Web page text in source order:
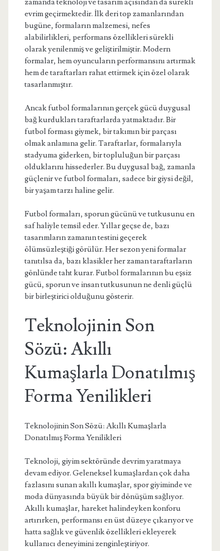
zamanda teknoloji ve tasarım açısından da sürekli
evrim geçirmektedir. İlk deri top zamanlarından
bugüne, formaların malzemesi, nefes
alabilirlikleri, performans özellikleri sürekli
olarak yenilenmiş ve geliştirilmiştir. Modern
formalar, hem oyuncuların performansını artırmak
hem de taraftarları rahat ettirmek için özel olarak
tasarlanmıştır.
Ancak futbol formalarının gerçek gücü duygusal
bağ kurdukları taraftarlarda yatmaktadır. Bir
futbol forması giymek, bir takımın bir parçası
olmak anlamına gelir. Taraftarlar, formalarıyla
stadyuma giderken, bir topluluğun bir parçası
olduklarını hissederler. Bu duygusal bağ, zamanla
güçlenir ve futbol formaları, sadece bir giysi değil,
bir yaşam tarzı haline gelir.
Futbol formaları, sporun gücünü ve tutkusunu en
saf haliyle temsil eder. Yıllar geçse de, bazı
tasarımların zamanın testini geçerek
ölümsüzleştiği görülür. Her sezon yeni formalar
tanıtılsa da, bazı klasikler her zaman taraftarların
gönlünde taht kurar. Futbol formalarının bu eşsiz
gücü, sporun ve insan tutkusunun ne denli güçlü
bir birleştirici olduğunu gösterir.
Teknolojinin Son
Sözü: Akıllı
Kumaşlarla Donatılmış
Forma Yenilikleri
Teknolojinin Son Sözü: Akıllı Kumaşlarla
Donatılmış Forma Yenilikleri
Teknoloji, giyim sektöründe devrim yaratmaya
devam ediyor. Geleneksel kumaşlardan çok daha
fazlasını sunan akıllı kumaşlar, spor giyiminde ve
moda dünyasında büyük bir dönüşüm sağlıyor.
Akıllı kumaşlar, hareket halindeyken konforu
artırırken, performansı en üst düzeye çıkarıyor ve
hatta sağlık ve güvenlik özellikleri ekleyerek
kullanıcı deneyimini zenginleştiriyor.